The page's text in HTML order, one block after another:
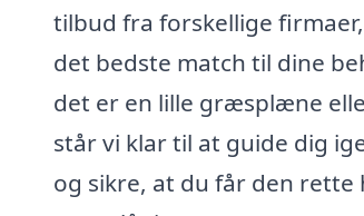
tilbud fra forskellige
det bedste match til dine
det er en lille græsplæne
står vi klar til at guide dig
og sikre, at du får den